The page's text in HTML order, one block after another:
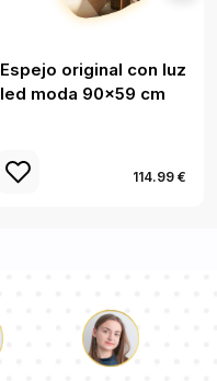
Espejo original con luz
led moda 90x59 cm
114.99 €